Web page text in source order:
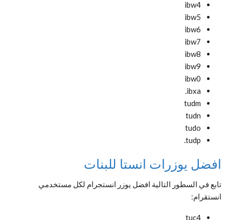
ibw4
ibw5
ibw6
ibw7
ibw8
ibw9
ibw0
ibxa.
tudm
tudn
tudo
tudp.
افضل يوزرات انستا للبنات
تابع في السطور التالية افضل يوزر انستجرام لكل مستخدمي
انستقرام:
tuc4